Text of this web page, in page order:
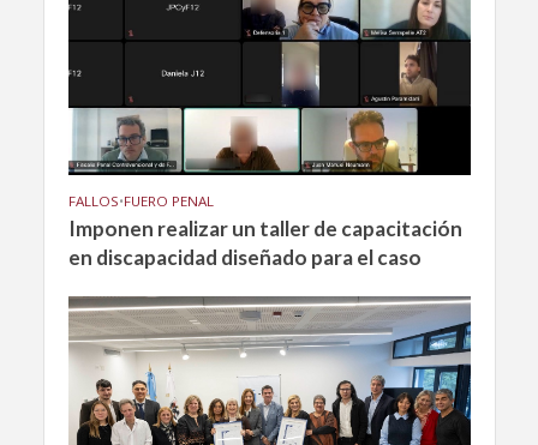
FALLOS•FUERO PENAL
Imponen realizar un taller de capacitación
en discapacidad diseñado para el caso